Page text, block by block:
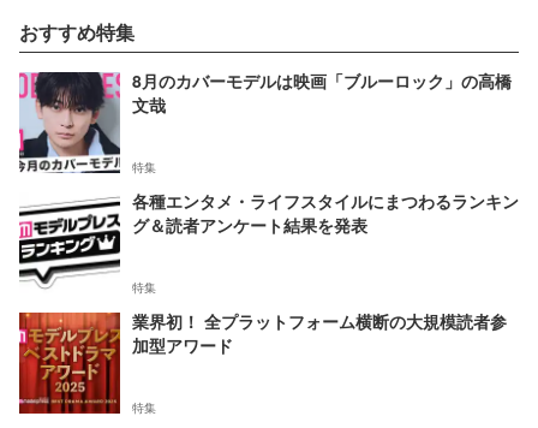
おすすめ特集
8月のカバーモデルは映画「ブルーロック」の高橋
文哉
特集
各種エンタメ・ライフスタイルにまつわるランキン
グ＆読者アンケート結果を発表
特集
業界初！ 全プラットフォーム横断の大規模読者参
加型アワード
特集